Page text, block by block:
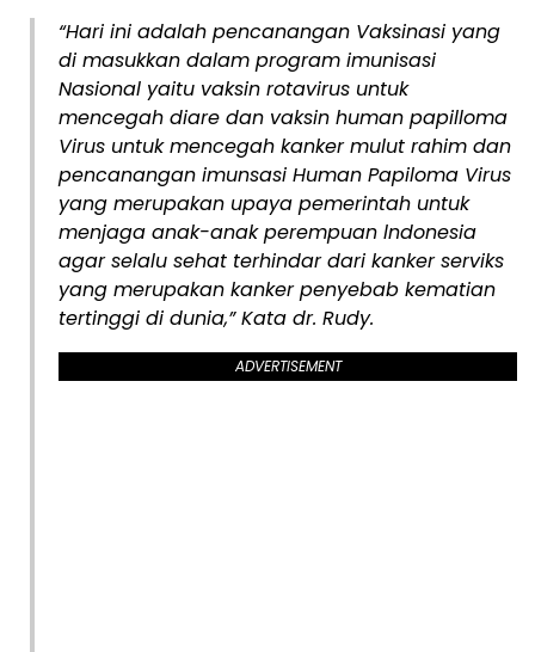
“Hari ini adalah pencanangan Vaksinasi yang
di masukkan dalam program imunisasi
Nasional yaitu vaksin rotavirus untuk
mencegah diare dan vaksin human papilloma
Virus untuk mencegah kanker mulut rahim dan
pencanangan imunsasi Human Papiloma Virus
yang merupakan upaya pemerintah untuk
menjaga anak-anak perempuan lndonesia
agar selalu sehat terhindar dari kanker serviks
yang merupakan kanker penyebab kematian
tertinggi di dunia,” Kata dr. Rudy.
ADVERTISEMENT